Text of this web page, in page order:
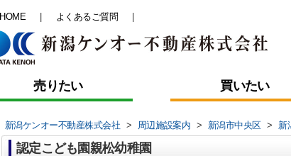
HOME よくあるご質問
売りたい 買いたい
新潟ケンオー不動産株式会社 > 周辺施設案内 > 新潟市中央区 > 新
認定こども園親松幼稚園